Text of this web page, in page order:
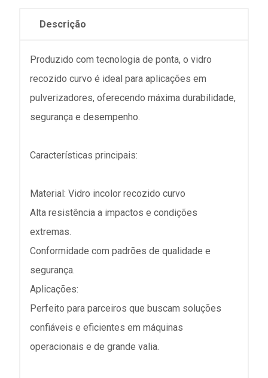
Descrição
Produzido com tecnologia de ponta, o vidro
recozido curvo é ideal para aplicações em
pulverizadores, oferecendo máxima durabilidade,
segurança e desempenho.
Características principais:
Material: Vidro incolor recozido curvo
Alta resistência a impactos e condições
extremas.
Conformidade com padrões de qualidade e
segurança.
Aplicações:
Perfeito para parceiros que buscam soluções
confiáveis e eficientes em máquinas
operacionais e de grande valia.